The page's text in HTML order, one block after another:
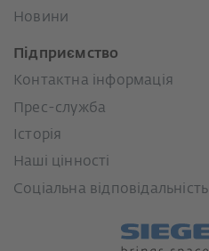
Новини
Підприємство
Контактна інформація
Прес-служба
Історія
Наші цінності
Соціальна відповідальність